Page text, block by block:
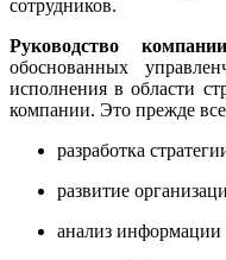
сотрудников.
Руководство компании
обоснованных
исполнения в области
компании. Это прежде
разработка
развитие
анализ информации